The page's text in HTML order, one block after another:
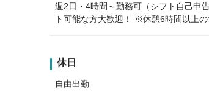
週2日・4時間～勤務可（シフト自己申
ト可能な方大歓迎！ ※休憩6時間以上
休日
自由出勤